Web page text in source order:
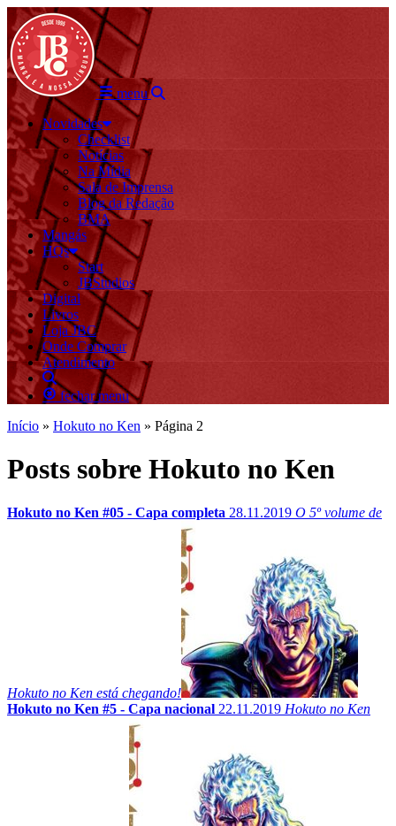
menu
Novidades
Checklist
Notícias
Na Mídia
Sala de Imprensa
Blog da Redação
BMA
Mangás
HQs
Start
JBStudios
Digital
Livros
Loja JBC
Onde Comprar
Atendimento
fechar menu
Início » Hokuto no Ken » Página 2
Posts sobre Hokuto no Ken
Hokuto no Ken #05 - Capa completa 28.11.2019 O 5º volume de
Hokuto no Ken está chegando!
Hokuto no Ken #5 - Capa nacional 22.11.2019 Hokuto no Ken